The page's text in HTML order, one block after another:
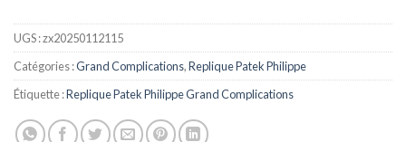
UGS :zx20250112115
Catégories :Grand Complications,Replique Patek Philippe
Étiquette :Replique Patek Philippe Grand Complications